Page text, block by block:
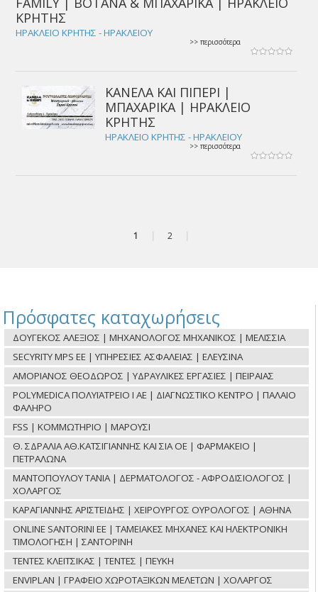
ΚΡΗΤΗΣ
ΗΡΑΚΛΕΙΟ ΚΡΗΤΗΣ - ΗΡΑΚΛΕΙΟΥ
>> περισσότερα
ΚΑΝΕΛΑ ΚΑΙ ΠΙΠΕΡΙ |
ΜΠΑΧΑΡΙΚΑ | ΗΡΑΚΛΕΙΟ
ΚΡΗΤΗΣ
ΗΡΑΚΛΕΙΟ ΚΡΗΤΗΣ - ΗΡΑΚΛΕΙΟΥ
>> περισσότερα
1 2
Πρόσφατες καταχωρήσεις
ΔΟΥΓΕΚΟΣ ΑΛΕΞΙΟΣ | ΜΗΧΑΝΟΛΟΓΟΣ ΜΗΧΑΝΙΚΟΣ | ΜΕΛΙΣΣΙΑ
SECYRITY MPS ΕΕ | ΥΠΗΡΕΣΙΕΣ ΑΣΦΑΛΕΙΑΣ | ΕΛΕΥΣΙΝΑ
ΑΜΟΡΙΑΝΟΣ ΘΕΟΔΩΡΟΣ | ΥΔΡΑΥΛΙΚΕΣ ΕΡΓΑΣΙΕΣ | ΠΕΙΡΑΙΑΣ
POLYMEDICA ΠΟΛΥΪΑΤΡΕΙΟ Ι ΑΕ | ΔΙΑΓΝΩΣΤΙΚΟ ΚΕΝΤΡΟ | ΠΑΛΑΙΟ
ΦΑΛΗΡΟ
FSS | ΚΟΜΜΩΤΗΡΙΟ | ΜΑΡΟΥΣΙ
Θ. ΣΔΡΑΛΙΑ ΑΘ.ΚΑΤΣΙΓΙΑΝΝΗΣ ΚΑΙ ΣΙΑ ΟΕ | ΦΑΡΜΑΚΕΙΟ |
ΠΕΤΡΑΛΩΝΑ
ΜΑΝΤΟΠΟΥΛΟΥ ΤΑΝΙΑ | ΔΕΡΜΑΤΟΛΟΓΟΣ - ΑΦΡΟΔΙΣΙΟΛΟΓΟΣ |
ΧΟΛΑΡΓΟΣ
ΚΑΡΑΓΙΑΝΝΗΣ ΑΡΙΣΤΕΙΔΗΣ | ΧΕΙΡΟΥΡΓΟΣ ΟΥΡΟΛΟΓΟΣ | ΑΘΗΝΑ
ONLINE SANTORINI ΕΕ | ΤΑΜΕΙΑΚΕΣ ΜΗΧΑΝΕΣ ΚΑΙ ΗΛΕΚΤΡΟΝΙΚΗ
ΤΙΜΟΛΟΓΗΣΗ | ΣΑΝΤΟΡΙΝΗ
ΤΕΝΤΕΣ ΚΛΕΙΤΣΙΚΑΣ | ΤΕΝΤΕΣ | ΠΕΥΚΗ
ENVIPLAN | ΓΡΑΦΕΙΟ ΧΩΡΟΤΑΞΙΚΩΝ ΜΕΛΕΤΩΝ | ΧΟΛΑΡΓΟΣ